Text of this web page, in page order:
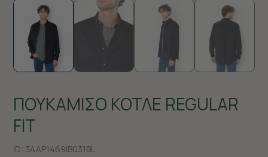
ΠΟΥΚΑΜΙΣΟ ΚΟΤΛΕ REGULAR
FIT
ID: 3AAP1469|B031BL